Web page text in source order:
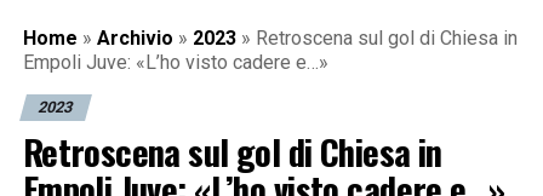
Home » Archivio » 2023 » Retroscena sul gol di Chiesa in
Empoli Juve: «L’ho visto cadere e…»
2023
Retroscena sul gol di Chiesa in